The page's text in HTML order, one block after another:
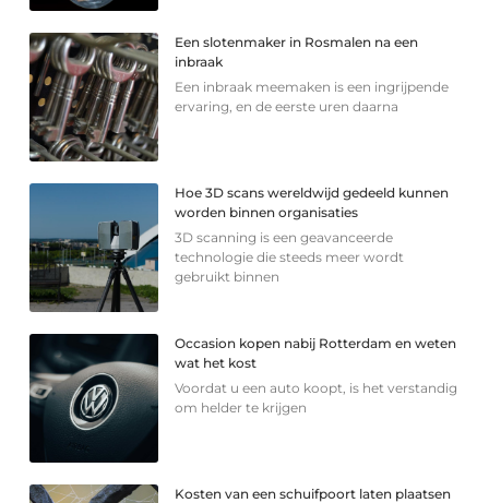
Een slotenmaker in Rosmalen na een
inbraak
Een inbraak meemaken is een ingrijpende
ervaring, en de eerste uren daarna
Hoe 3D scans wereldwijd gedeeld kunnen
worden binnen organisaties
3D scanning is een geavanceerde
technologie die steeds meer wordt
gebruikt binnen
Occasion kopen nabij Rotterdam en weten
wat het kost
Voordat u een auto koopt, is het verstandig
om helder te krijgen
Kosten van een schuifpoort laten plaatsen